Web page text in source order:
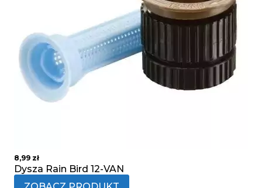
8,99 zł
Dysza Rain Bird 12-VAN